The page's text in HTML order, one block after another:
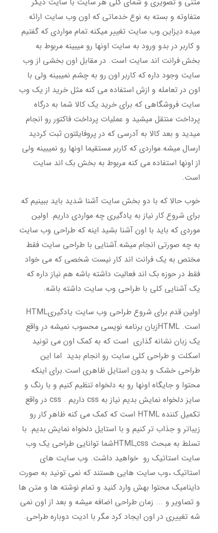
متفاوته و بسته به نوع خدماتی که اون وب سایت ارائه
میده دیزاین وب سایت تغییر میکنه.تمام مواردی که گفتیم
و کاربر در بدو ورود به سایت اونها رو میبینه مربوط به
بخش فرانت اند سایت است. در مقابل اون بخشی از وب
سایت وجود داره که کاربر اون رو به چشم نمیبینه ولی با
اون در تعامله و ازش استفاده می کنه مثل خرید از یک وب
سایت فروشگاهی که برای خرید یک کالا شما به درگاه
پرداخت منتقل میشید و عملیات پرداخت فاکتور رو انجام
میدید و بعد کالا به آدرسی که در پروفایلتون ثبت کردید
ارسال میشه.مواردی که کاربر مستقیما اونها رو نمیبینه ولی
از اونها استفاده می کنه مربوط به بخش بک اند سایت
است.
خوب حالا که با دو بخش سایت آشنا شدید باید ببینیم که
برای شروع کار نیاز به یادگیری چه مواردی داریم. اولین
موردی که باید با اون آشنا بشید اینه که طراحی وب سایت
به چه صورتی انجام میشه.آشنایی با طراحی سایت فقط
مختص به یک فرانت اند کار نیست شخصی که می خواد
فقط در حوزه بک اند فعالیت داشته باشه هم نیاز داره که
یک آشنایی کلی با طراحی وب سایت داشته باشه.
اولین قدم برای شروع طراحی وب سایت یادگیریHTML
است. HTMLزبان برنامه نویسی محسوب نمیشه در واقع
یک زبان نشانه گذاری است که به کمک اون می تونید
اسکلت و طراحی کلی سایت رو انجام بدید اما این
طراحی خشک و بدون استایل ظاهری است.برای اینکه
محتوا و جایگاه اونها رو به دلخواه تنظیم کنیم و با رنگ و
سایز دلخواه نمایش بدیم نیاز به css داریم . css در واقع
تکمیل کننده HTML است که کمک می کنه ظاهر کار رو
زیباتر و جذاب تر کنیم و با استایل دلخواه نمایش بدیم. با
تسلط به مبحث HTML,cssشما توانایی طراحی یک وب
سایت استاتیک رو خواهید داشت. وب سایت های
استاتیک ،وب سایت هایی هستند که نمی تونید به صورت
داینامیک محتوا بهش وارد کنید و تمام نوشته ها و متن ها
و تصاویر و ... زمان طراحی اضافه میشه و بعد از اون نمی
شه تغییری در اون ایجاد کرد مگر با ادیت دوباره طراحی.